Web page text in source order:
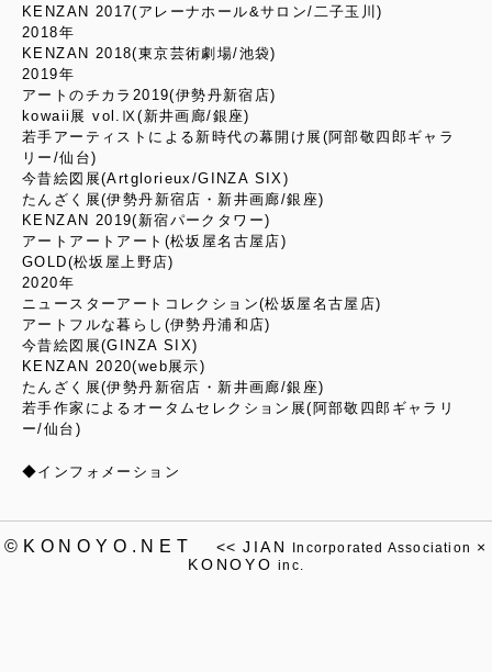
KENZAN 2017(アレーナホール&サロン/二子玉川)
2018年
KENZAN 2018(東京芸術劇場/池袋)
2019年
アートのチカラ2019(伊勢丹新宿店)
kowaii展 vol.Ⅸ(新井画廊/銀座)
若手アーティストによる新時代の幕開け展(阿部敬四郎ギャラ
リー/仙台)
今昔絵図展(Artglorieux/GINZA SIX)
たんざく展(伊勢丹新宿店・新井画廊/銀座)
KENZAN 2019(新宿パークタワー)
アートアートアート(松坂屋名古屋店)
GOLD(松坂屋上野店)
2020年
ニュースターアートコレクション(松坂屋名古屋店)
アートフルな暮らし(伊勢丹浦和店)
今昔絵図展(GINZA SIX)
KENZAN 2020(web展示)
たんざく展(伊勢丹新宿店・新井画廊/銀座)
若手作家によるオータムセレクション展(阿部敬四郎ギャラリ
ー/仙台)
◆インフォメーション
©KONOYO.NET << JIAN Incorporated Association ×
KONOYO inc.